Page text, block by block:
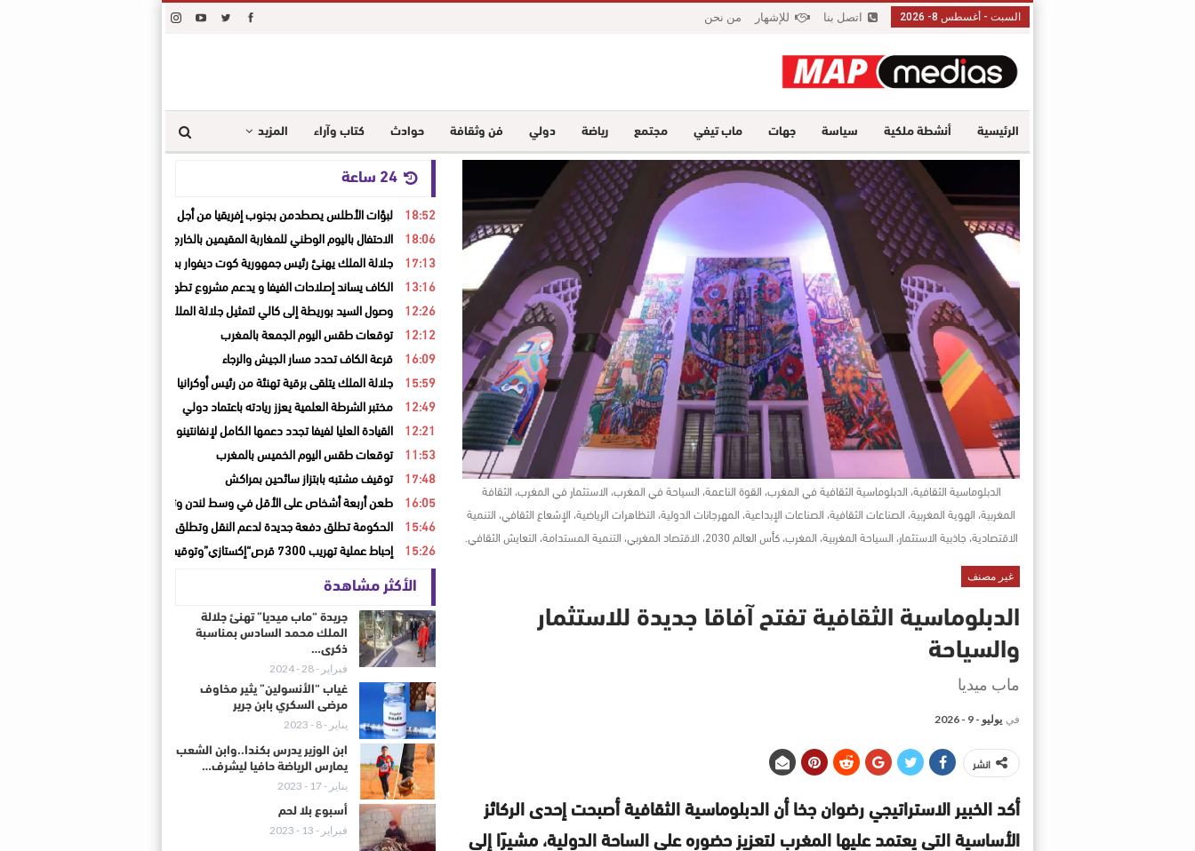
السبت - أغسطس 8- 2026 اتصل بنا للإشهار من نحن
الرئيسية أنشطة ملكية سياسة جهات ماب تيفي مجتمع رياضة دولي فن وثقافة حوادث كتاب وآراء المزيد
الدبلوماسية الثقافية، الدبلوماسية الثقافية في المغرب، القوة الناعمة، السياحة في المغرب، الاستثمار في المغرب، الثقافة
المغربية، الهوية المغربية، الصناعات الثقافية، الصناعات الإبداعية، المهرجانات الدولية، التظاهرات الرياضية، الإشعاع الثقافي، التنمية
الاقتصادية، جاذبية الاستثمار، السياحة المغربية، المغرب، كأس العالم 2030، الاقتصاد المغربي، التنمية المستدامة، التعايش الثقافي.
غير مصنف
الدبلوماسية الثقافية تفتح آفاقا جديدة للاستثمار
والسياحة
ماب ميديا
في يوليو - 9 - 2026
انشر
أكد الخبير الاستراتيجي رضوان جخا أن الدبلوماسية الثقافية أصبحت إحدى الركائز
الأساسية التي يعتمد عليها المغرب لتعزيز حضوره على الساحة الدولية، مشيرًا إلى
18:52 لبؤات الأطلس يصطدمن بجنوب إفريقيا من أجل المونديال والثأر القاري
18:06 الاحتفال باليوم الوطني للمغاربة المقيمين بالخارج
17:13 جلالة الملك يهنئ رئيس جمهورية كوت ديفوار بمناسبة العيد الوطني لبلاده
13:16 الكاف يساند إصلاحات الفيفا و يدعم مشروع تطوير الكرة الإفريقية
12:26 وصول السيد بوريطة إلى كالي لتمثيل جلالة الملك في حفل تنصيب الرئيس الكولومبي
12:12 توقعات طقس اليوم الجمعة بالمغرب
16:09 قرعة الكاف تحدد مسار الجيش والرجاء
15:59 جلالة الملك يتلقى برقية تهنئة من رئيس أوكرانيا
12:49 مختبر الشرطة العلمية يعزز ريادته باعتماد دولي
12:21 القيادة العليا لفيفا تجدد دعمها الكامل لإنفانتينو بعد اجتماع الرباط
11:53 توقعات طقس اليوم الخميس بالمغرب
17:48 توقيف مشتبه بابتزاز سائحين بمراكش
16:05 طعن أربعة أشخاص على الأقل في وسط لندن وتوقيف مشتبه بها
15:46 الحكومة تطلق دفعة جديدة لدعم النقل وتطلق حصة جديدة للنصف الثاني من يوليوز
15:26 إحباط عملية تهريب 7300 قرص“إكستازي”وتوقيف شخصين بأكادير وأيت ملول
الأكثر مشاهدة
جريدة “ماب ميديا” تهنئ جلالة
الملك محمد السادس بمناسبة
ذكرى…
فبراير - 28 - 2024
غياب “الأنسولين” يثير مخاوف
مرضى السكري بابن جرير
يناير - 8 - 2023
ابن الوزير يدرس بكندا..وابن الشعب
يمارس الرياضة حافيا ليشرف…
يناير - 17 - 2023
أسبوع بلا لحم
فبراير - 13 - 2023